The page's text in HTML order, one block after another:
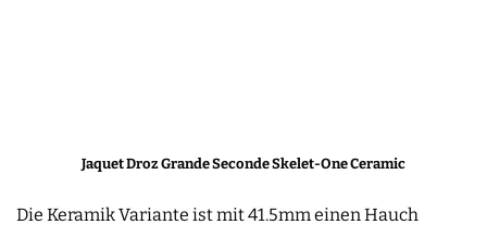
Jaquet Droz Grande Seconde Skelet-One Ceramic
Die Keramik Variante ist mit 41.5mm einen Hauch